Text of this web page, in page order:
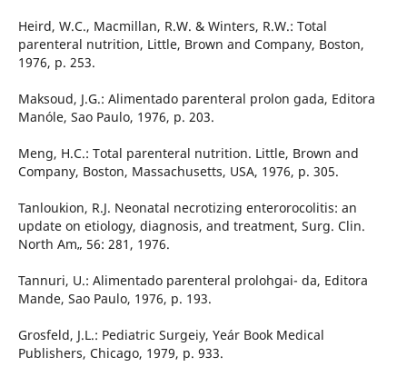
Heird, W.C., Macmillan, R.W. & Winters, R.W.: Total
parenteral nutrition, Little, Brown and Company, Boston,
1976, p. 253.
Maksoud, J.G.: Alimentado parenteral prolon­ gada, Editora
Manóle, Sao Paulo, 1976, p. 203.
Meng, H.C.: Total parenteral nutrition. Little, Brown and
Company, Boston, Massachusetts, USA, 1976, p. 305.
Tanloukion, R.J. Neonatal necrotizing enterorocolitis: an
update on etiology, diagnosis, and treatment, Surg. Clin.
North Am„ 56: 281, 1976.
Tannuri, U.: Alimentado parenteral prolohgai- da, Editora
Mande, Sao Paulo, 1976, p. 193.
Grosfeld, J.L.: Pediatric Surgeiy, Yeár Book Medical
Publishers, Chicago, 1979, p. 933.